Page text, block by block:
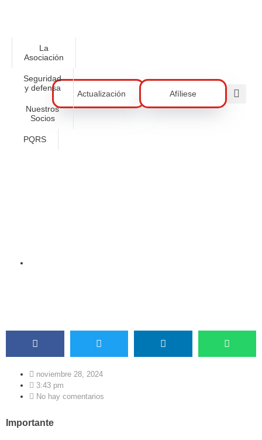
La
Asociación
Seguridad
y defensa
Nuestros
Socios
PQRS
Actualización Afíliese
noviembre 28, 2024
3:43 pm
No hay comentarios
Importante